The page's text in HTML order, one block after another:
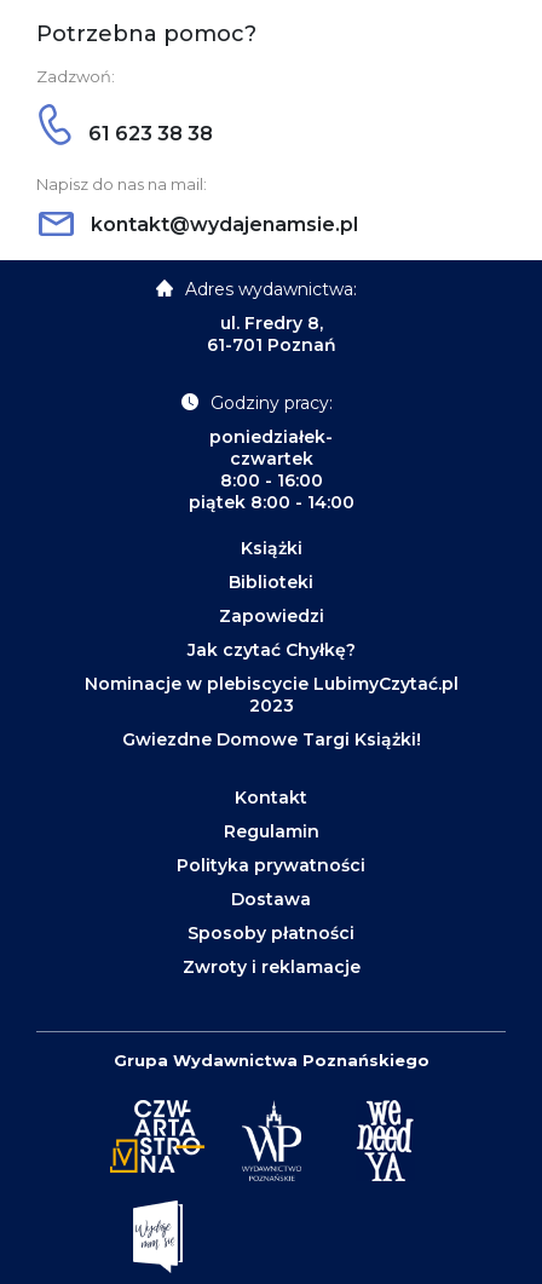
Potrzebna pomoc?
Zadzwoń:
61 623 38 38
Napisz do nas na mail:
kontakt@wydajenamsie.pl
Adres wydawnictwa:
ul. Fredry 8,
61-701 Poznań
Godziny pracy:
poniedziałek-
czwartek
8:00 - 16:00
piątek 8:00 - 14:00
Książki
Biblioteki
Zapowiedzi
Jak czytać Chyłkę?
Nominacje w plebiscycie LubimyCzytać.pl
2023
Gwiezdne Domowe Targi Książki!
Kontakt
Regulamin
Polityka prywatności
Dostawa
Sposoby płatności
Zwroty i reklamacje
Grupa Wydawnictwa Poznańskiego